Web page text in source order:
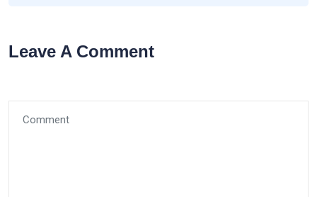
Leave A Comment